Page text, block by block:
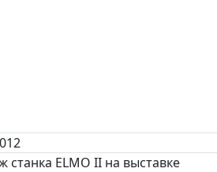
станка ELMO II на выставке